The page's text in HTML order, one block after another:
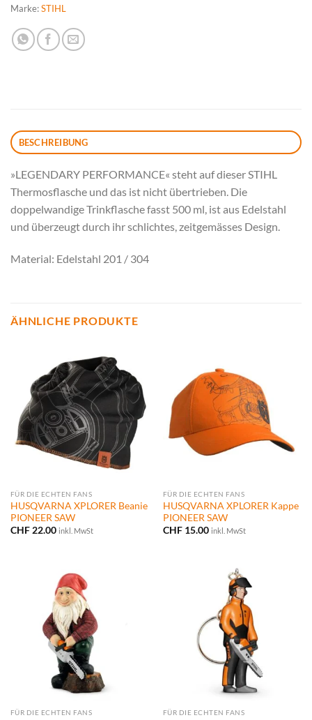
Marke:STIHL
BESCHREIBUNG
»LEGENDARY PERFORMANCE« steht auf dieser STIHL
Thermosflasche und das ist nicht übertrieben. Die
doppelwandige Trinkflasche fasst 500 ml, ist aus Edelstahl
und überzeugt durch ihr schlichtes, zeitgemässes Design.
Material: Edelstahl 201 / 304
ÄHNLICHE PRODUKTE
FÜR DIE ECHTEN FANS
HUSQVARNA XPLORER Beanie
PIONEER SAW
CHF22.00 inkl. MwSt
FÜR DIE ECHTEN FANS
HUSQVARNA XPLORER Kappe
PIONEER SAW
CHF15.00 inkl. MwSt
FÜR DIE ECHTEN FANS FÜR DIE ECHTEN FANS